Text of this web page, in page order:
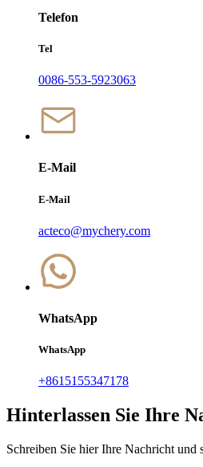
Telefon
Tel
0086-553-5923063
E-Mail
E-Mail
acteco@mychery.com
WhatsApp
WhatsApp
+8615155347178
Hinterlassen Sie Ihre
Schreiben Sie hier Ihre Nachricht und